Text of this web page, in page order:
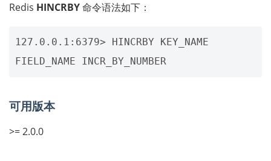
Redis HINCRBY命令语法如下：
127.0.0.1:6379> HINCRBY KEY_NAME
可用版本
>= 2.0.0